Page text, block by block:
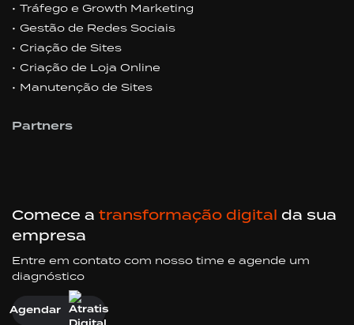
Tráfego e Growth Marketing
Gestão de Redes Sociais
Criação de Sites
Criação de Loja Online
Manutenção de Sites
Partners
Comece a transformação digital da sua
empresa
Entre em contato com nosso time e agende um
diagnóstico
Agendar